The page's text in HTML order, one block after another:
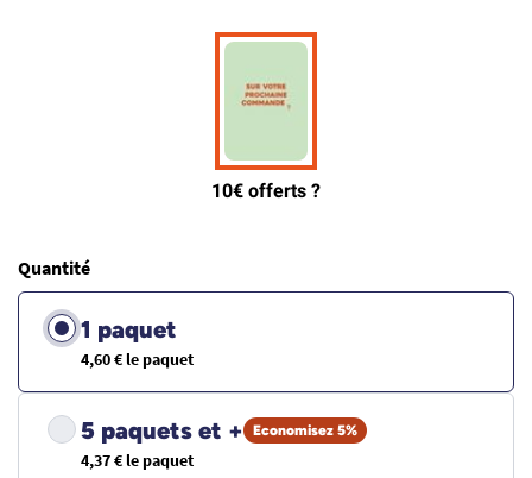
Quantité
1 paquet
4,60 € le paquet
5 paquets et + Economisez 5%
4,37 € le paquet